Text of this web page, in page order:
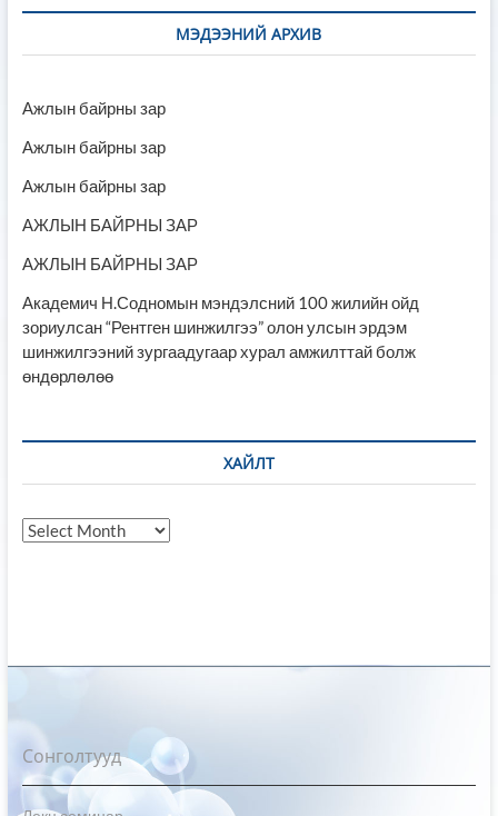
МЭДЭЭНИЙ АРХИВ
Ажлын байрны зар
Ажлын байрны зар
Ажлын байрны зар
АЖЛЫН БАЙРНЫ ЗАР
АЖЛЫН БАЙРНЫ ЗАР
Академич Н.Содномын мэндэлсний 100 жилийн ойд
зориулсан “Рентген шинжилгээ” олон улсын эрдэм
шинжилгээний зургаадугаар хурал амжилттай болж
өндөрлөлөө
ХАЙЛТ
Хайлт
Сонголтууд